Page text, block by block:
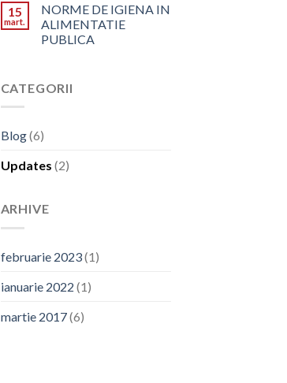
15
mart.
NORME DE IGIENA IN
ALIMENTATIE
PUBLICA
CATEGORII
Blog(6)
Updates (2)
ARHIVE
februarie 2023(1)
ianuarie 2022 (1)
martie 2017(6)